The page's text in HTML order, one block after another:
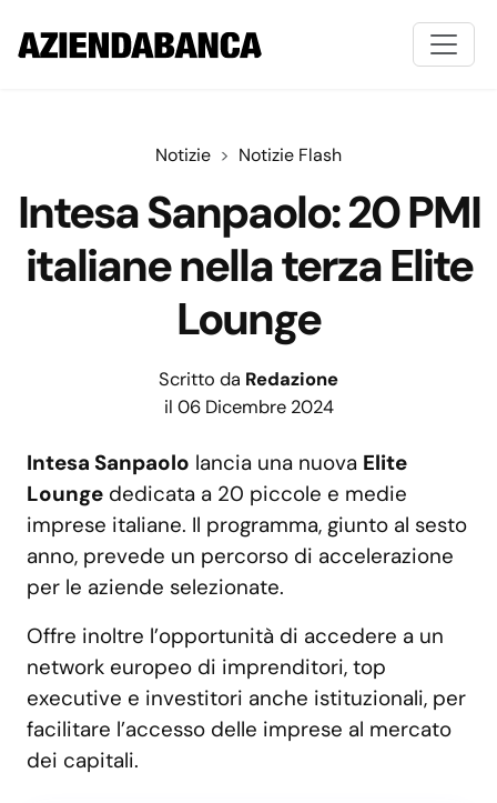
Notizie Notizie Flash
Intesa Sanpaolo: 20 PMI
italiane nella terza Elite
Lounge
Scritto da Redazione
il 06 Dicembre 2024
Intesa Sanpaolo lancia una nuova Elite
Lounge dedicata a 20 piccole e medie
imprese italiane. Il programma, giunto al sesto
anno, prevede un percorso di accelerazione
per le aziende selezionate.
Offre inoltre l’opportunità di accedere a un
network europeo di imprenditori, top
executive e investitori anche istituzionali, per
facilitare l’accesso delle imprese al mercato
dei capitali.